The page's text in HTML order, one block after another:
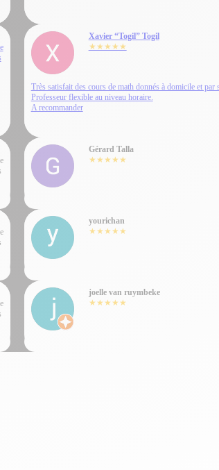
Xavier “Togil” Togil
★★★★★
Très satisfait des cours de math donnés à domicile et par
Professeur flexible au niveau horaire.
A recommander
Gérard Talla
★★★★★
yourichan
★★★★★
joelle van ruymbeke
★★★★★